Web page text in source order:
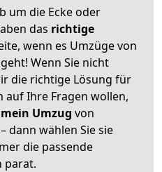
um die Ecke oder
das richtige
wenn es Umzüge von
Wenn Sie nicht
die richtige Lösung für
auf Ihre Fragen wollen,
Umzug von
dann wählen Sie sie
die passende
parat.